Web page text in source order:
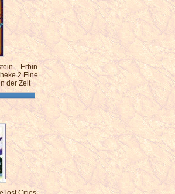
– Erbin
2 Eine
der Zeit